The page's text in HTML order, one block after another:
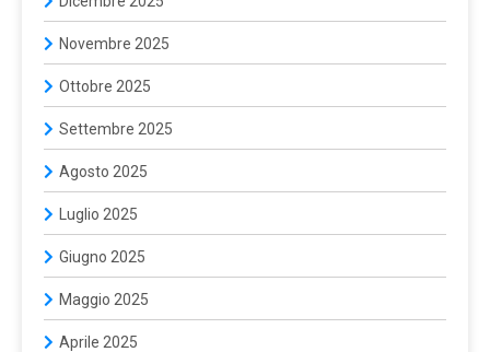
Novembre 2025
Ottobre 2025
Settembre 2025
Agosto 2025
Luglio 2025
Giugno 2025
Maggio 2025
Aprile 2025